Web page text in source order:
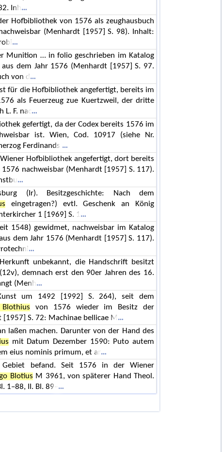
Inh
Hofbibliothek von 1576 als zeughausbuch
(Menhardt [1957] S. 98). Inhalt:
Munition … in folio geschrieben im Katalog
aus dem Jahr 1576 (Menhardt [1957] S. 97.
von d
für die Hofbibliothek angefertigt, bereits im
als Feuerzeug zue Kuertzweil, der dritte
F. nac
gefertigt, da der Codex bereits 1576 im
ist. Wien, Cod. 10917 (siehe Nr.
Ferdinands
Hofbibliothek angefertigt, dort bereits
1576 nachweisbar (Menhardt [1957] S. 117).
(Ir). Besitzgeschichte: Nach dem
eingetragen?) evtl. Geschenk an König
1 [1969] S. 1
1548) gewidmet, nachweisbar im Katalog
dem Jahr 1576 (Menhardt [1957] S. 117).
unbekannt, die Handschrift besitzt
demnach erst den 90er Jahren des 16.
(Menh
um 1492 [1992] S. 264), seit dem
Blothius von 1576 wieder im Besitz der
S. 72: Machinae bellicae M
laßen machen. Darunter von der Hand des
mit Datum Dezember 1590: Puto autem
eius nominis primum, et ar
befand. Seit 1576 in der Wiener
Blotius M 3961, von späterer Hand Theol.
1–88, II. Bl. 89–